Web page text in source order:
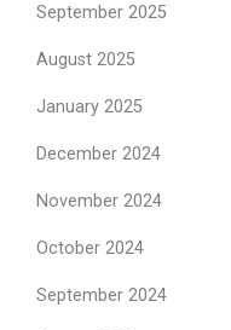
September 2025
August 2025
January 2025
December 2024
November 2024
October 2024
September 2024